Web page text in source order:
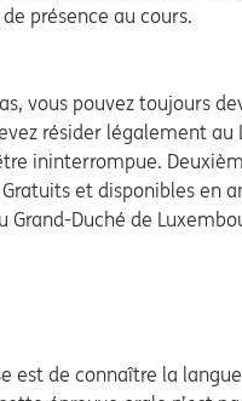
présence au cours.
vous pouvez toujours
résider légalement au
ininterrompue.
et disponibles en
Duché de
de connaître la